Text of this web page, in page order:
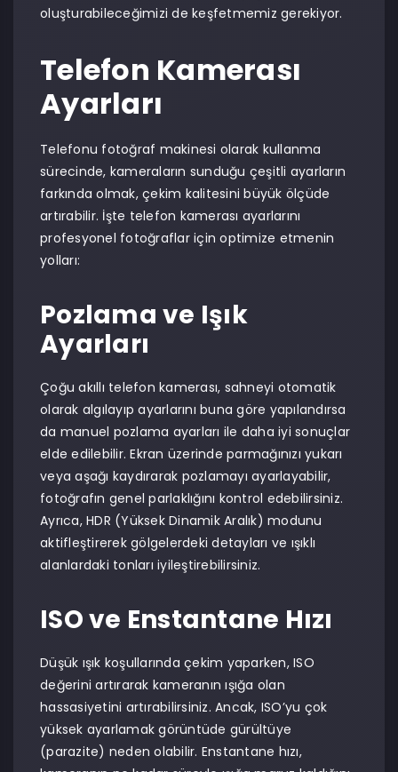
oluşturabileceğimizi de keşfetmemiz gerekiyor.
Telefon Kamerası
Ayarları
Telefonu fotoğraf makinesi olarak kullanma
sürecinde, kameraların sunduğu çeşitli ayarların
farkında olmak, çekim kalitesini büyük ölçüde
artırabilir. İşte telefon kamerası ayarlarını
profesyonel fotoğraflar için optimize etmenin
yolları:
Pozlama ve Işık
Ayarları
Çoğu akıllı telefon kamerası, sahneyi otomatik
olarak algılayıp ayarlarını buna göre yapılandırsa
da manuel pozlama ayarları ile daha iyi sonuçlar
elde edilebilir. Ekran üzerinde parmağınızı yukarı
veya aşağı kaydırarak pozlamayı ayarlayabilir,
fotoğrafın genel parlaklığını kontrol edebilirsiniz.
Ayrıca, HDR (Yüksek Dinamik Aralık) modunu
aktifleştirerek gölgelerdeki detayları ve ışıklı
alanlardaki tonları iyileştirebilirsiniz.
ISO ve Enstantane Hızı
Düşük ışık koşullarında çekim yaparken, ISO
değerini artırarak kameranın ışığa olan
hassasiyetini artırabilirsiniz. Ancak, ISO’yu çok
yüksek ayarlamak görüntüde gürültüye
(parazite) neden olabilir. Enstantane hızı,